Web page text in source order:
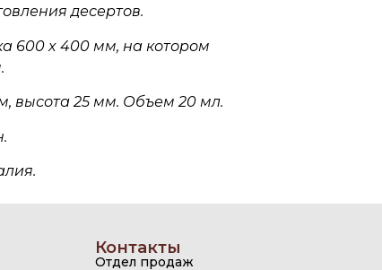
десертов.
600 x 400 мм, на котором
высота 25 мм. Объем 20 мл.
Контакты
Отдел продаж